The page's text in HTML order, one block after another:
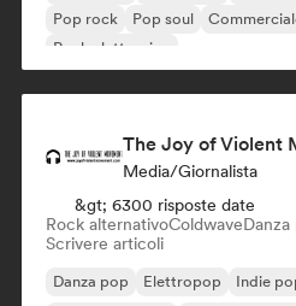
Pop rock
Pop soul
Rock elettronico
The Joy of Violent
Media/Giornalista
&gt; 6300 risposte date
Rock alternativoColdwaveDanza
Scrivere articoli
Danza pop Elettropop Indie